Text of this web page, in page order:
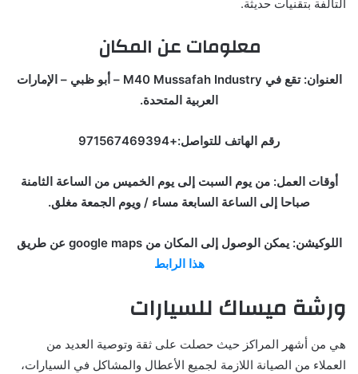
التالفة بتقنيات حديثة.
معلومات عن المكان
العنوان: تقع في M40 Mussafah Industry – أبو ظبي – الإمارات
العربية المتحدة.
رقم الهاتف للتواصل:+971567469394
أوقات العمل: من يوم السبت إلى يوم الخميس من الساعة الثامنة
صباحا إلى الساعة السابعة مساء / ويوم الجمعة مغلق.
اللوكيشن: يمكن الوصول إلى المكان من google maps عن طريق
هذا الرابط
ورشة ميساك للسيارات
هي من أشهر المراكز حيث حصلت على ثقة وتوصية العديد من
العملاء من الصيانة اللازمة لجميع الأعطال والمشاكل في السيارات،